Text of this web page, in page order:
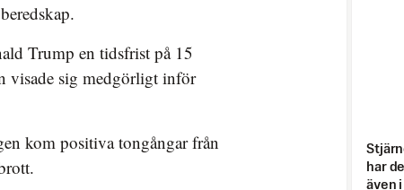
Trump en tidsfrist på 15
visade sig medgörligt inför
kom positiva tongångar från
har
även